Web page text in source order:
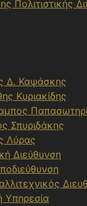
Πολιτιστικής
Δ. Καψάσκης
Κυριακίδης
Σπυριδάκης
Λύρας
Διεύθυνση
Υπηρεσία